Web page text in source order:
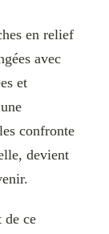
en relief
avec
et
confronte
devient
de ce